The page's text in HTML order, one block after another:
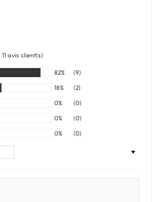
avis client(s)
82%
(9)
18%
(2)
0%
(0)
0%
(0)
0%
(0)